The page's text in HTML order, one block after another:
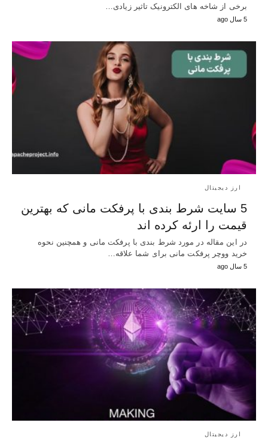
برخی از شاخه های الکترونیک تاثیر زیادی…
5 سال ago
ارز دیجیتال
5 سایت شرط بندی با پرفکت مانی که بهترین
قیمت را ارئه کرده اند
در این مقاله در مورد شرط بندی با پرفکت مانی و همچنین نحوه
خرید ووچر پرفکت مانی برای شما علاقه…
5 سال ago
ارز دیجیتال